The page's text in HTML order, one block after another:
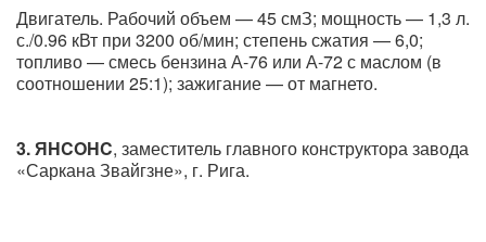
Двигатель. Рабочий объем — 45 смЗ; мощность — 1,3 л.
с./0.96 кВт при 3200 об/мин; степень сжатия — 6,0;
топливо — смесь бензина А-76 или А-72 с маслом (в
соотношении 25:1); зажигание — от магнето.
3. ЯHCOHC, заместитель главного конструктора завода
«Саркана Звайгзне», г. Рига.